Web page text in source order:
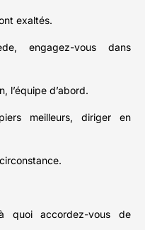
exaltés.
engagez-vous dans
l’équipe d’abord.
meilleurs, diriger en
quoi accordez-vous de